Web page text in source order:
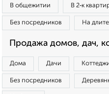
В общежитии В 2‑к
Без посредников На
Продажа домов, дач,
Дома Дачи
Без посредников